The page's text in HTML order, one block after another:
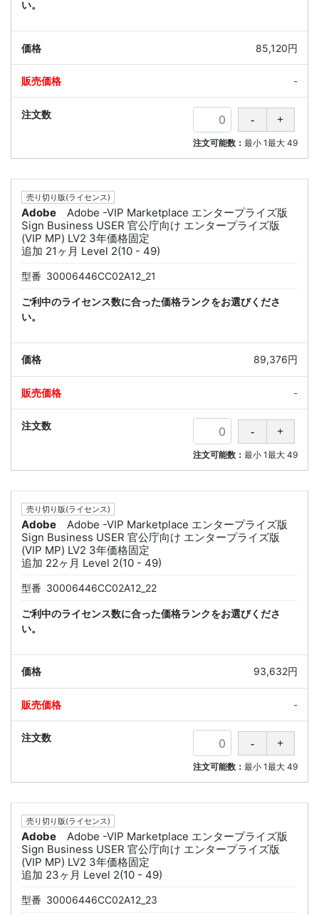
い。
85,120円
-
注文可能数： 最小 1最大 49
売り切り版(ライセンス)
Adobe
Adobe -VIP Marketplace エンタープライズ版
Sign Business USER 官公庁向け エンタープライズ版
(VIP MP) LV2 3年価格固定
追加 21ヶ月 Level 2(10 - 49)
型番 30006446CC02A12_21
ご利中のライセンス数に合った価格ランクをお選びくださ
い。
89,376円
-
注文可能数： 最小 1最大 49
売り切り版(ライセンス)
Adobe
Adobe -VIP Marketplace エンタープライズ版
Sign Business USER 官公庁向け エンタープライズ版
(VIP MP) LV2 3年価格固定
追加 22ヶ月 Level 2(10 - 49)
型番 30006446CC02A12_22
ご利中のライセンス数に合った価格ランクをお選びくださ
い。
93,632円
-
注文可能数： 最小 1最大 49
売り切り版(ライセンス)
Adobe
Adobe -VIP Marketplace エンタープライズ版
Sign Business USER 官公庁向け エンタープライズ版
(VIP MP) LV2 3年価格固定
追加 23ヶ月 Level 2(10 - 49)
型番 30006446CC02A12_23